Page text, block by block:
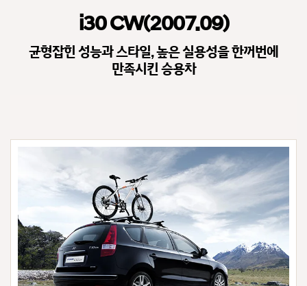
i30 CW(2007.09)
균형잡힌 성능과 스타일, 높은 실용성을 한꺼번에
만족시킨 승용차